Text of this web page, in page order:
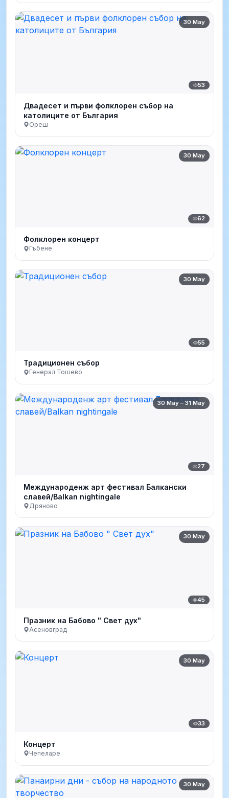
30 May
53
Двадесет и първи фолклорен събор на
католиците от България
Ореш
30 May
62
Фолклорен концерт
Гъбене
30 May
55
Традиционен събор
Генерал Тошево
30 May – 31 May
27
Международенж арт фестивал Балкански
славей/Balkan nightingale
Дряново
30 May
45
Празник на Бабово " Свет дух"
Асеновград
30 May
33
Концерт
Чепеларе
30 May